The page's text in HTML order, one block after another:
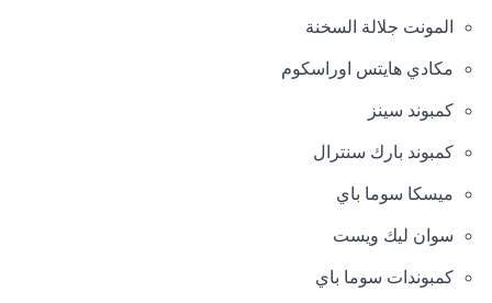
المونت جلالة السخنة
مكادي هايتس اوراسكوم
كمبوند سينز
كمبوند بارك سنترال
ميسكا سوما باي
سوان ليك ويست
كمبوندات سوما باي